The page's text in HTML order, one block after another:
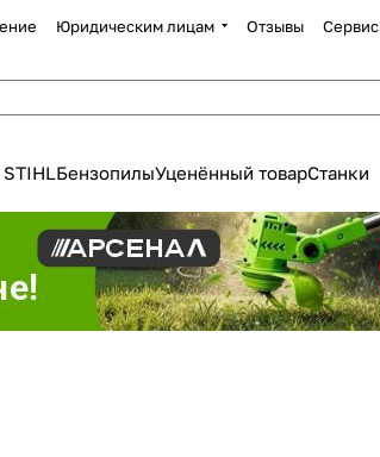
Юридическим лицам Отзывы Сервис
БензопилыУценённый товарСтанки
всех банков